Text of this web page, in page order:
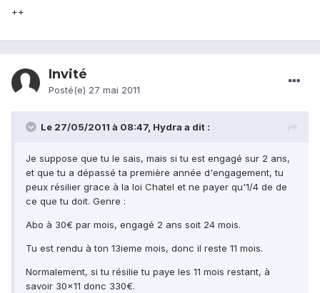
++
Invité
Posté(e) 27 mai 2011
Le 27/05/2011 à 08:47, Hydra a dit :
Je suppose que tu le sais, mais si tu est engagé sur 2 ans,
et que tu a dépassé ta première année d'engagement, tu
peux résilier grace à la loi Chatel et ne payer qu'1/4 de de
ce que tu doit. Genre :
Abo à 30€ par mois, engagé 2 ans soit 24 mois.
Tu est rendu à ton 13ieme mois, donc il reste 11 mois.
Normalement, si tu résilie tu paye les 11 mois restant, à
savoir 30x11 donc 330€.